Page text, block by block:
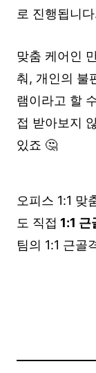
로 진행됩니
맞춤 케어인
춰, 개인의 불
램이라고 할
접 받아보지
있죠 🤔
오피스 1:1 맞
도 직접 1:1 근
팀의 1:1 근골